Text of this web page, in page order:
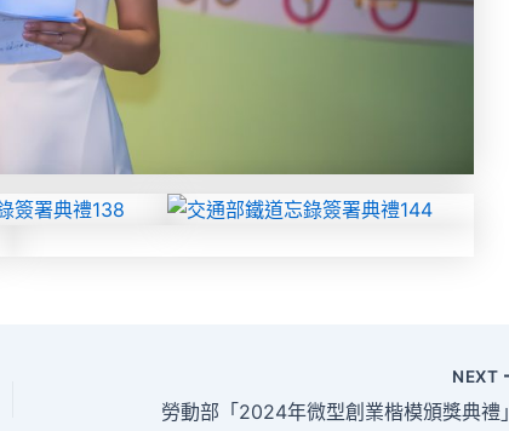
NEXT
勞動部「2024年微型創業楷模頒獎典禮」